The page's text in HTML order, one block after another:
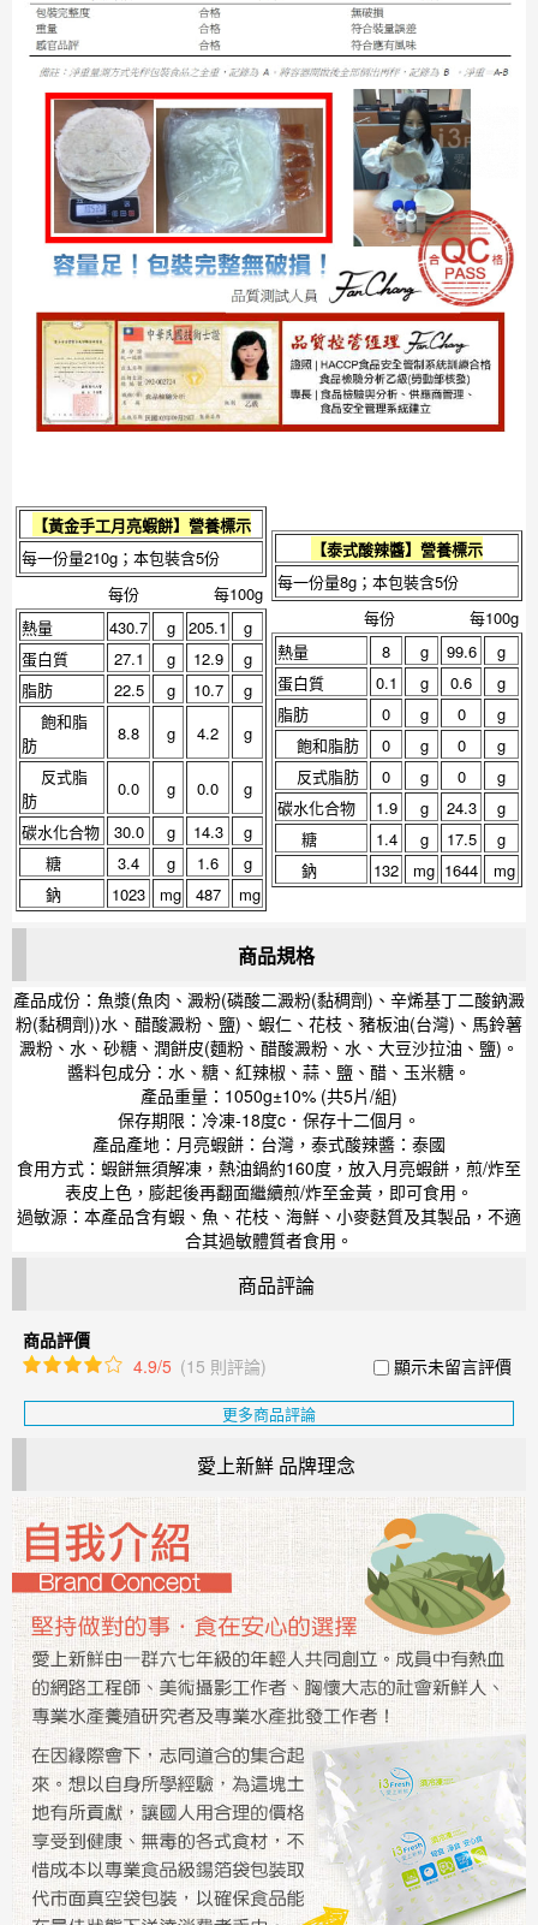
【黃金手工月亮蝦餅】營養標示
每一份量210g；本包裝含5份
每份
每100g
熱量
430.7 g 205.1
g
蛋白質
27.1 g 12.9
g
脂肪
22.5 g 10.7
g
飽和脂
肪
8.8 g 4.2
g
反式脂
肪
0.0 g 0.0
g
碳水化合物
30.0 g 14.3
g
糖
3.4 g 1.6
g
鈉
1023 mg 487 mg
【泰式酸辣醬】營養標示
每一份量8g；本包裝含5份
每份
每100g
熱量
8 g 99.6
g
蛋白質
0.1 g 0.6
g
脂肪
0 g 0
g
飽和脂肪
0 g 0
g
反式脂肪
0 g 0
g
碳水化合物
1.9 g 24.3
g
糖
1.4 g 17.5
g
鈉
132 mg 1644 mg
商品規格
產品成份：魚漿(魚肉、澱粉(磷酸二澱粉(黏稠劑)、辛烯基丁二酸鈉澱
粉(黏稠劑))水、醋酸澱粉、鹽)、蝦仁、花枝、豬板油(台灣)、馬鈴薯
澱粉、水、砂糖、潤餅皮(麵粉、醋酸澱粉、水、大豆沙拉油、鹽)。
醬料包成分：水、糖、紅辣椒、蒜、鹽、醋、玉米糖。
產品重量：1050g±10% (共5片/組)
保存期限：冷凍-18度c．保存十二個月。
產品產地：月亮蝦餅：台灣，泰式酸辣醬：泰國
食用方式：蝦餅無須解凍，熱油鍋約160度，放入月亮蝦餅，煎/炸至
表皮上色，膨起後再翻面繼續煎/炸至金黃，即可食用。
過敏源：本產品含有蝦、魚、花枝、海鮮、小麥麩質及其製品，不適
合其過敏體質者食用。
商品評論
商品評價
4.9/5 (15 則評論) 顯示未留言評價
更多商品評論
愛上新鮮 品牌理念